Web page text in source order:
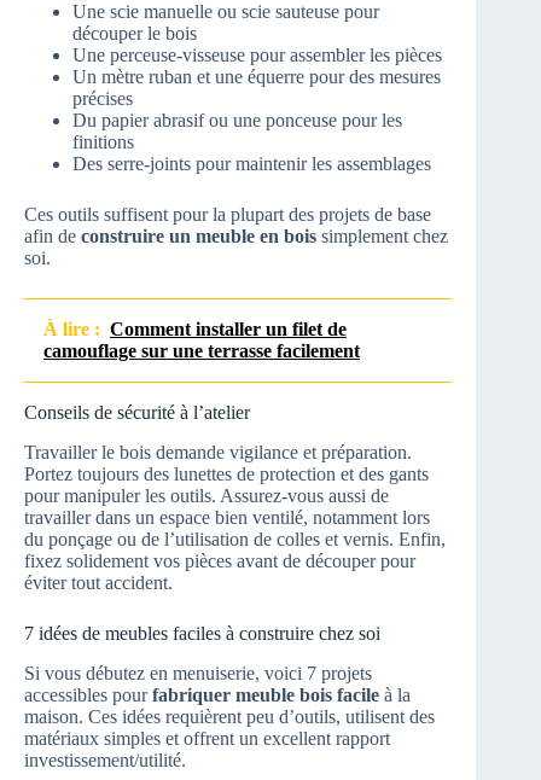
Une scie manuelle ou scie sauteuse pour
découper le bois
Une perceuse-visseuse pour assembler les pièces
Un mètre ruban et une équerre pour des mesures
précises
Du papier abrasif ou une ponceuse pour les
finitions
Des serre-joints pour maintenir les assemblages
Ces outils suffisent pour la plupart des projets de base
afin de construire un meuble en bois simplement chez
soi.
À lire : Comment installer un filet de
camouflage sur une terrasse facilement
Conseils de sécurité à l’atelier
Travailler le bois demande vigilance et préparation.
Portez toujours des lunettes de protection et des gants
pour manipuler les outils. Assurez-vous aussi de
travailler dans un espace bien ventilé, notamment lors
du ponçage ou de l’utilisation de colles et vernis. Enfin,
fixez solidement vos pièces avant de découper pour
éviter tout accident.
7 idées de meubles faciles à construire chez soi
Si vous débutez en menuiserie, voici 7 projets
accessibles pourfabriquer meuble bois facile à la
maison. Ces idées requièrent peu d’outils, utilisent des
matériaux simples et offrent un excellent rapport
investissement/utilité.